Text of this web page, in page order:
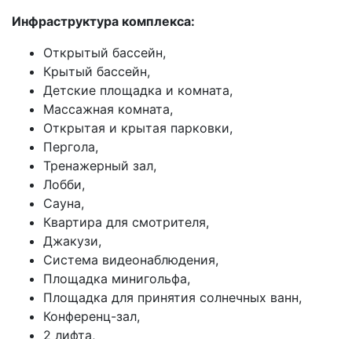
Инфраструктура комплекса:
Открытый бассейн,
Крытый бассейн,
Детские площадка и комната,
Массажная комната,
Открытая и крытая парковки,
Пергола,
Тренажерный зал,
Лобби,
Сауна,
Квартира для смотрителя,
Джакузи,
Система видеонаблюдения,
Площадка минигольфа,
Площадка для принятия солнечных ванн,
Конференц-зал,
2 лифта,